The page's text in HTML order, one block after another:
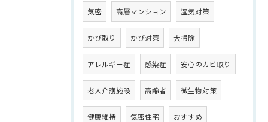
気密 高層マンション 湿気対策
かび取り かび対策 大掃除
アレルギー症 感染症 安心のカビ取り
老人介護施設 高齢者 微生物対策
健康維持 気密住宅 おすすめ